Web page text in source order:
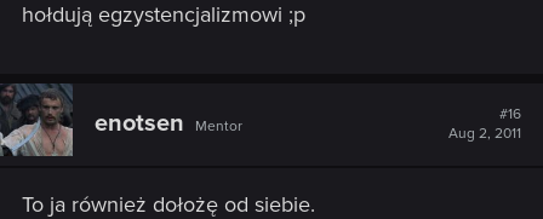
hołdują egzystencjalizmowi ;p
enotsen Mentor
#16
Aug 2, 2011
To ja również dołożę od siebie.